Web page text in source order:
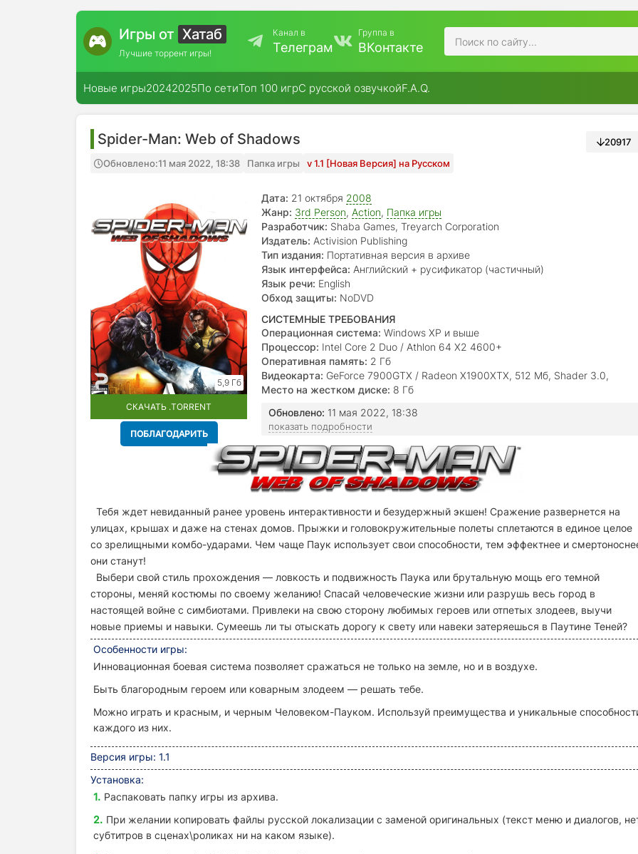
Игры от Хатаб
Лучшие торрент игры!
Канал в
Телеграм
Группа в
ВКонтакте
Новые игры20242025По сетиТоп 100 игрС русской озвучкойF.A.Q.
Spider-Man: Web of Shadows
Обновлено:11 мая 2022, 18:38 Папка игры v 1.1 [Новая Версия] на Русском
20917
5,9 Гб
СКАЧАТЬ .TORRENT
ПОБЛАГОДАРИТЬ
Дата: 21 октября 2008
Жанр: 3rd Person, Action, Папка игры
Разработчик: Shaba Games, Treyarch Corporation
Издатель: Activision Publishing
Тип издания: Портативная версия в архиве
Язык интерфейса: Английский + русификатор (частичный)
Язык речи: English
Обход защиты: NoDVD
СИСТЕМНЫЕ ТРЕБОВАНИЯ
Операционная система: Windows XP и выше
Процессор: Intel Core 2 Duo / Athlon 64 X2 4600+
Оперативная память: 2 Гб
Видеокарта: GeForce 7900GTX / Radeon X1900XTX, 512 Мб, Shader 3.0,
DirectX 9.0
Место на жестком диске: 8 Гб
Обновлено: 11 мая 2022, 18:38
показать подробности
Тебя ждет невиданный ранее уровень интерактивности и безудержный экшен! Сражение развернется на
улицах, крышах и даже на стенах домов. Прыжки и головокружительные полеты сплетаются в единое целое
со зрелищными комбо-ударами. Чем чаще Паук использует свои способности, тем эффектнее и
они станут!
Выбери свой стиль прохождения — ловкость и подвижность Паука или брутальную мощь его темной
стороны, меняй костюмы по своему желанию! Спасай человеческие жизни или разрушь весь город в
настоящей войне с cимбиотами. Привлеки на свою сторону любимых героев или отпетых злодеев, выучи
новые приемы и навыки. Сумеешь ли ты отыскать дорогу к свету или навеки затеряешься в Паутине Теней?
Особенности игры:
Инновационная боевая система позволяет сражаться не только на земле, но и в воздухе.
Быть благородным героем или коварным злодеем — решать тебе.
Можно играть и красным, и черным Человеком-Пауком. Используй преимущества и уникальные
каждого из них.
Версия игры: 1.1
Установка:
Распаковать папку игры из архива.
При желании копировать файлы русской локализации с заменой оригинальных (текст меню и диалогов,
субтитров в сценах\роликах ни на каком языке).